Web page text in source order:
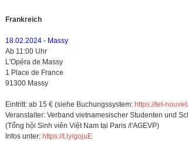
Frankreich
18.02.2024 - Massy
Ab 11:00 Uhr
L'Opéra de Massy
1 Place de France
91300 Massy
Eintritt: ab 15 € (siehe Buchungssystem: https://tet-
Veranstalter: Verband vietnamesischer Studenten und
(Tổng hội Sinh viên Việt Nam tại Paris /l'AGEVP)
Infos unter: https://t.ly/gojuE